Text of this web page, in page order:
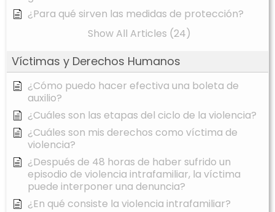
¿Para qué sirven las medidas de protección?
Show All Articles (24)
Víctimas y Derechos Humanos
¿Cómo puedo hacer efectiva una boleta de
auxilio?
¿Cuáles son las etapas del ciclo de la violencia?
¿Cuáles son mis derechos como víctima de
violencia?
¿Después de 48 horas de haber sufrido un
episodio de violencia intrafamiliar, la víctima
puede interponer una denuncia?
¿En qué consiste la violencia intrafamiliar?